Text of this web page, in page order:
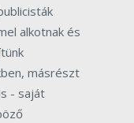
alkotnak és
másrészt
- saját